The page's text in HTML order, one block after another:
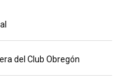
del Club Obregón